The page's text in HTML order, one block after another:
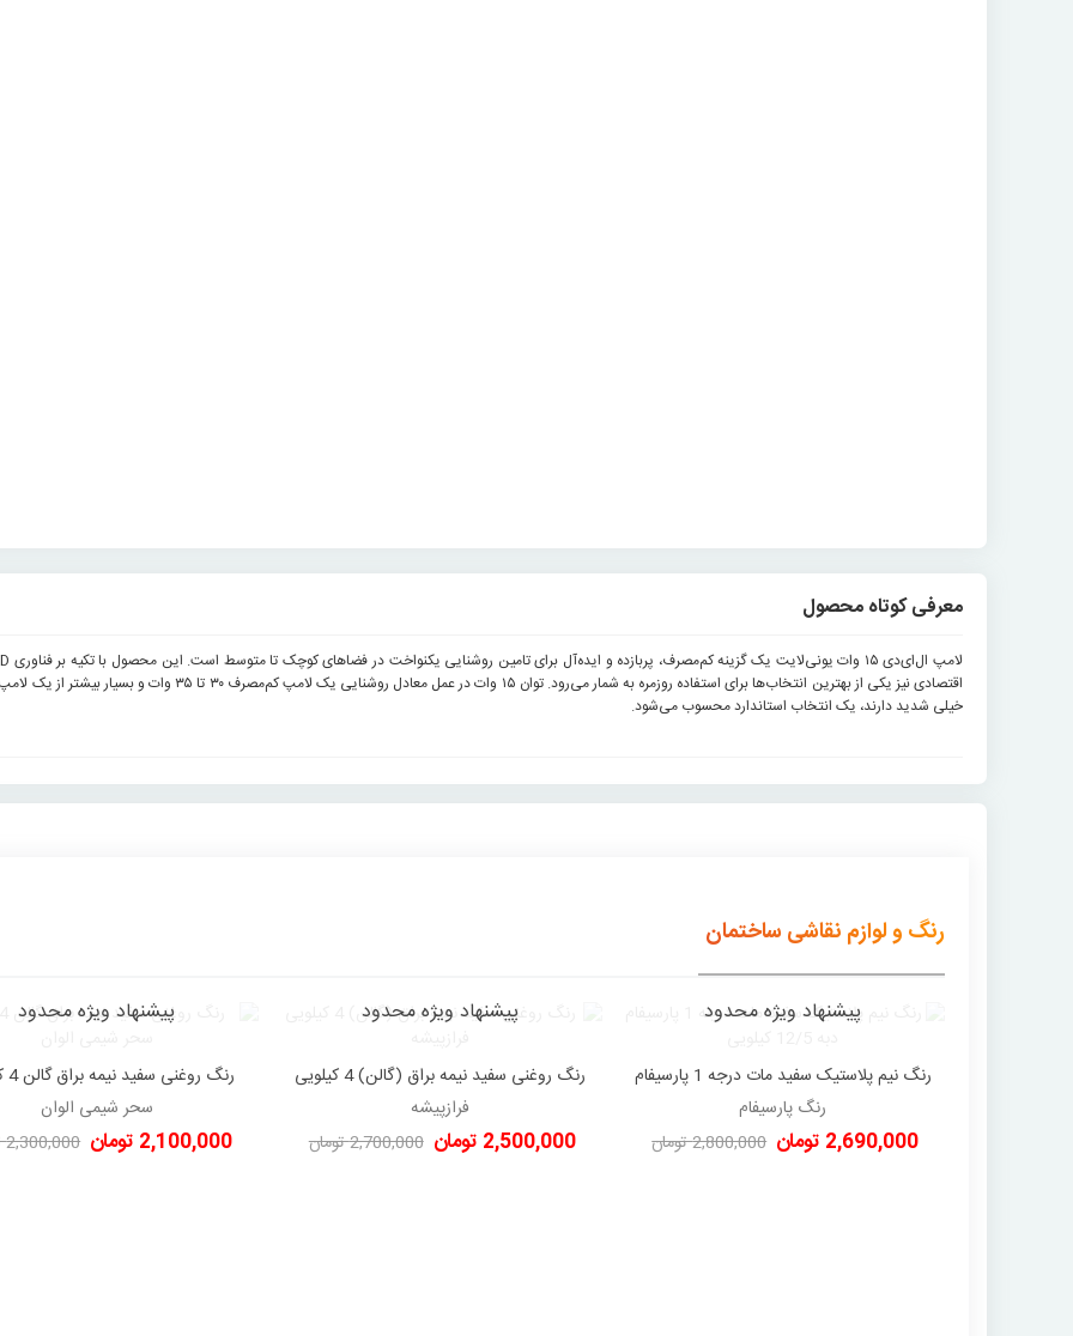
معرفی کوتاه محصول
اقتصادی نیز یکی از بهترین انتخاب‌ها برای استفاده روزمره به
خیلی شدید دارند، یک انتخاب استاندارد محسوب می‌شود.
رنگ و لوازم نقاشی ساختمان
دوست داشتن
پیشنهاد ویژه محدود
رنگ نیم پلاستیک سفید مات درجه 1 پارسیفام
دبه 12/5 کیلویی
رنگ پارسیفام
2,690,000 تومان
2,800,000 تومان
دوست داشتن
پیشنهاد ویژه محدود
رنگ روغنی سفید نیمه براق (گالن) 4 کیلویی
فرازپیشه
فرازپیشه
2,500,000 تومان
2,700,000 تومان
دوست داشتن
پیشنهاد ویژه محدود
سحر شیمی الوان
سحر شیمی الوان
2,100,000 تومان
2,300,000 تومان